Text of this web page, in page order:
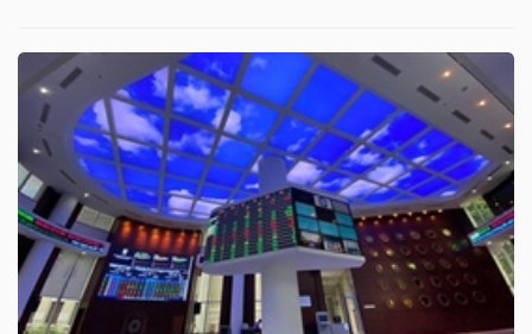
giả
(-)
Báo
cáo
phân
tích
(-)